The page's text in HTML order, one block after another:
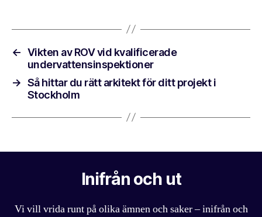
← Vikten av ROV vid kvalificerade
undervattensinspektioner
→ Så hittar du rätt arkitekt för ditt projekt i
Stockholm
Inifrån och ut
Vi vill vrida runt på olika ämnen och saker – inifrån och